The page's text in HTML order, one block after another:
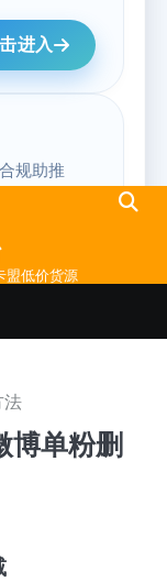
盟低价货源
法
博单粉删